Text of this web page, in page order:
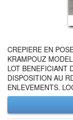
CREPIERE EN
KRAMPOUZ
LOT BENEFICIANT
DISPOSITION AU
ENLEVEMENTS.